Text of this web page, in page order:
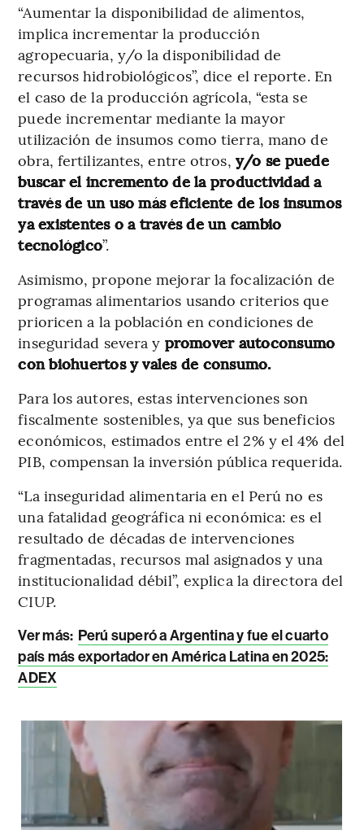
“Aumentar la disponibilidad de alimentos,
implica incrementar la producción
agropecuaria, y/o la disponibilidad de
recursos hidrobiológicos”, dice el reporte. En
el caso de la producción agrícola, “esta se
puede incrementar mediante la mayor
utilización de insumos como tierra, mano de
obra, fertilizantes, entre otros, y/o se puede
buscar el incremento de la productividad a
través de un uso más eficiente de los insumos
ya existentes o a través de un cambio
tecnológico”.
Asimismo, propone mejorar la focalización de
programas alimentarios usando criterios que
prioricen a la población en condiciones de
inseguridad severa y promover autoconsumo
con biohuertos y vales de consumo.
Para los autores, estas intervenciones son
fiscalmente sostenibles, ya que sus beneficios
económicos, estimados entre el 2% y el 4% del
PIB, compensan la inversión pública requerida.
“La inseguridad alimentaria en el Perú no es
una fatalidad geográfica ni económica: es el
resultado de décadas de intervenciones
fragmentadas, recursos mal asignados y una
institucionalidad débil”, explica la directora del
CIUP.
Ver más: Perú superó a Argentina y fue el cuarto
país más exportador en América Latina en 2025:
ADEX